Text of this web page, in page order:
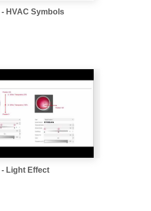
HVAC Symbols
Light Effect